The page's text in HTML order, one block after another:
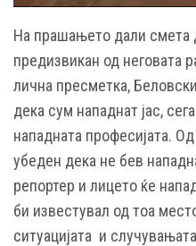
На прашањето дали смета
предизвикан од неговата
лична пресметка,
дека сум нападнат јас,
нападната професијата.
убеден дека не бев
репортер и лицето ќе
би известувал од тоа
ситуацијата и